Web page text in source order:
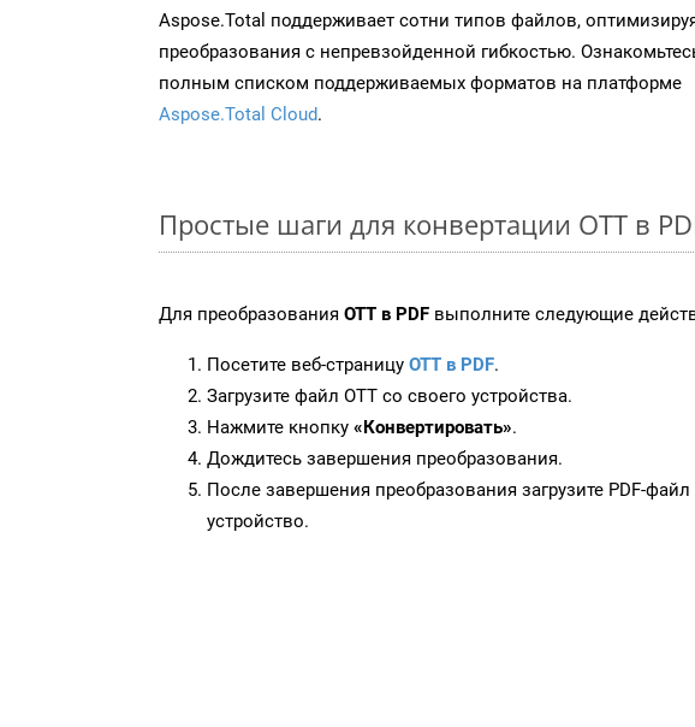
Aspose.Total поддерживает сотни типов файлов,
преобразования с непревзойденной гибкостью.
полным списком поддерживаемых форматов на платформе
Aspose.Total Cloud.
Простые шаги для конвертации OTT в
Для преобразования OTT в PDF выполните следующие
Посетите веб-страницу OTT в PDF.
Загрузите файл OTT со своего устройства.
Нажмите кнопку «Конвертировать».
Дождитесь завершения преобразования.
После завершения преобразования загрузите PDF-
устройство.